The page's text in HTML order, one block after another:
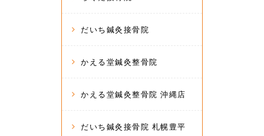
だいち鍼灸接骨院
かえる堂鍼灸整骨院
かえる堂鍼灸整骨院 沖縄店
だいち鍼灸接骨院 札幌豊平